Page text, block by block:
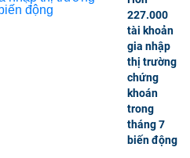
227.000
tài khoản
gia nhập
thị trường
chứng
khoán
trong
tháng 7
biến động